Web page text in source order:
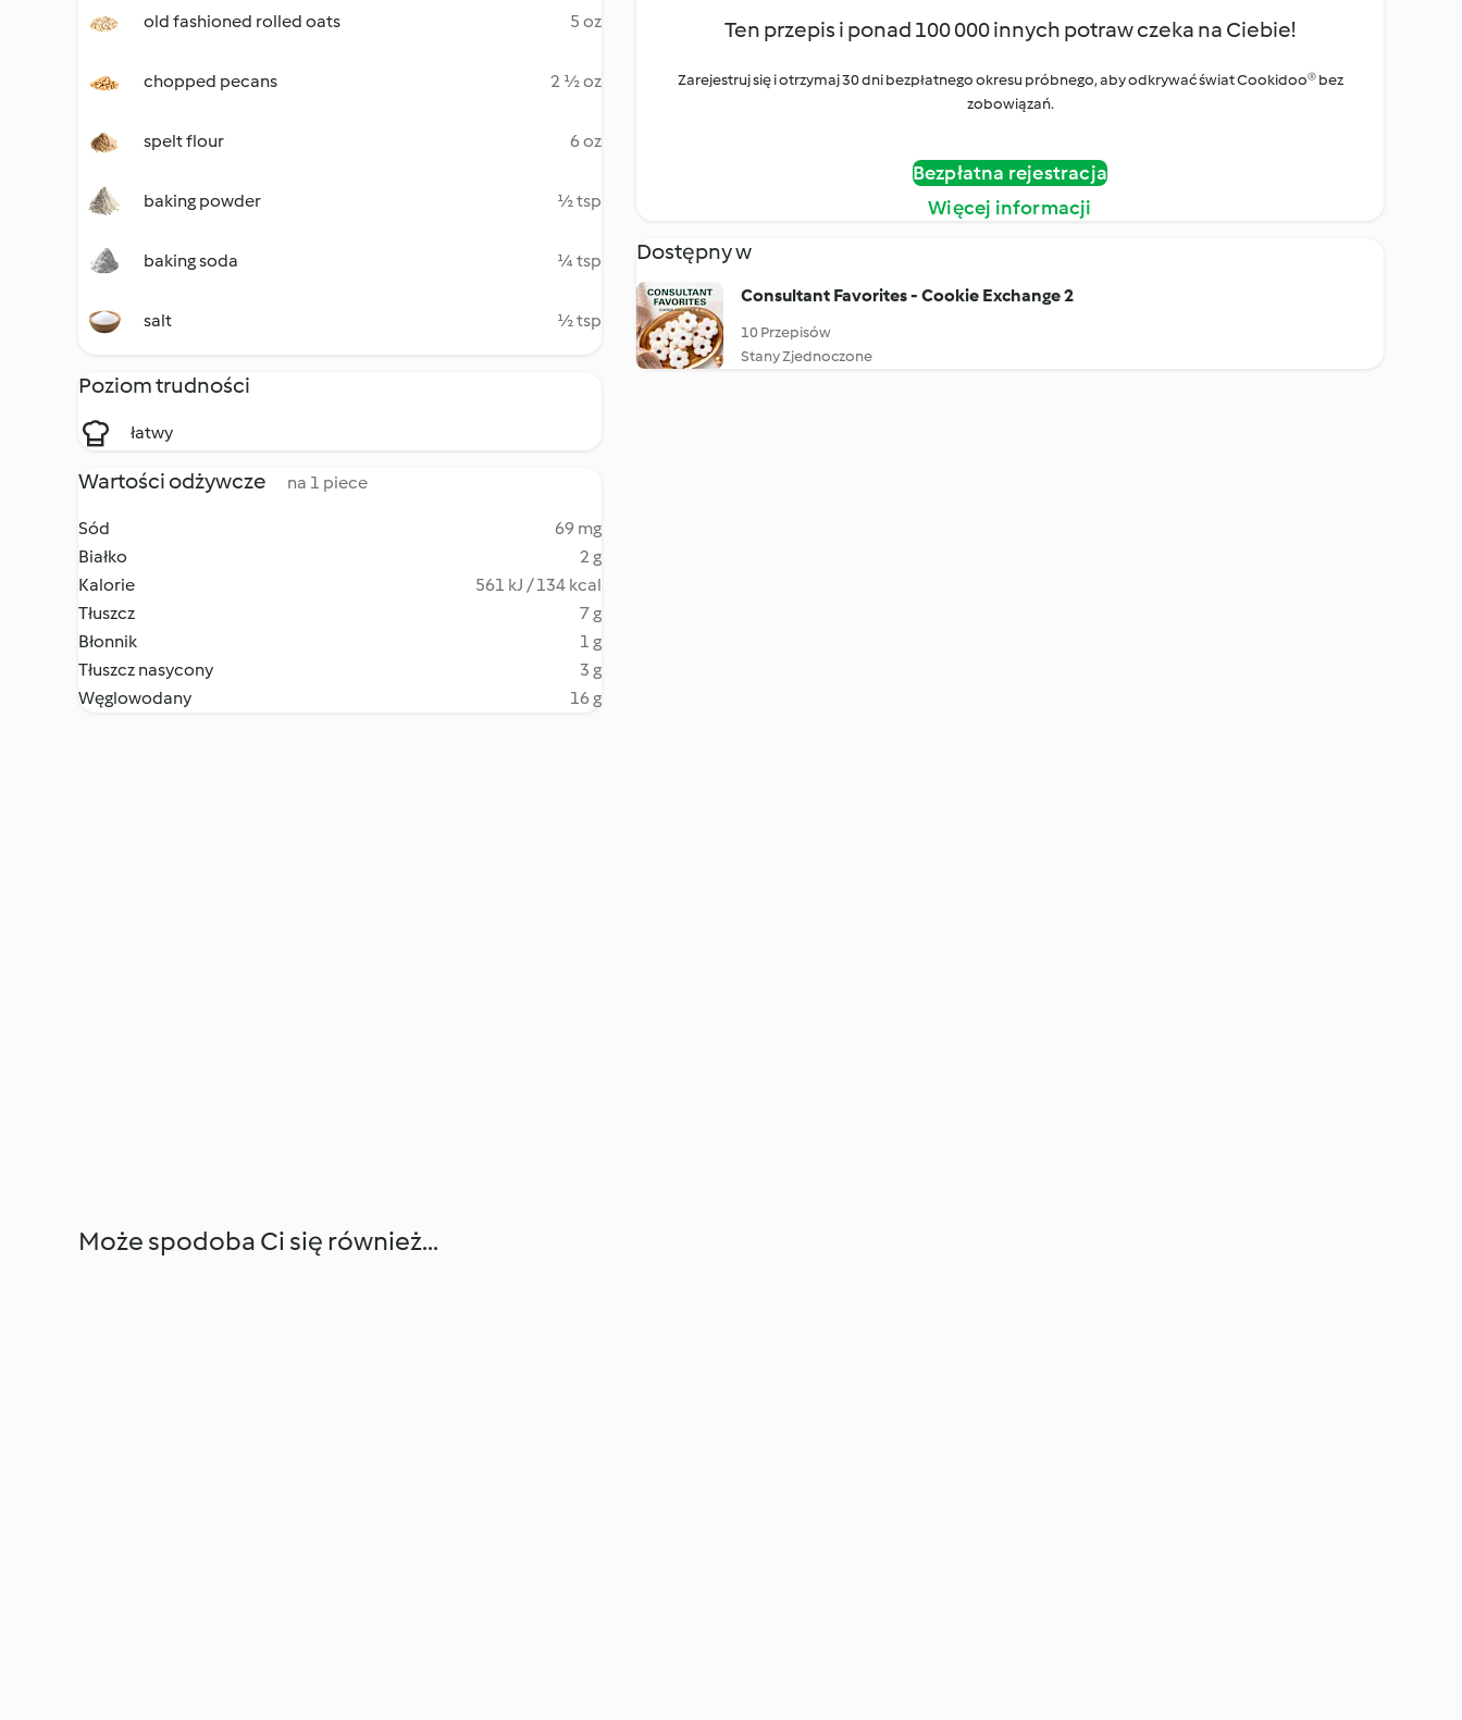
old fashioned rolled oats
5 oz
chopped pecans 2 ½ oz
spelt flour 6 oz
baking powder ½ tsp
baking soda ¼ tsp
salt ½ tsp
Poziom trudności
łatwy
Wartości odżywcze na 1 piece
Sód
69 mg
Białko
2 g
Kalorie
561 kJ / 134 kcal
Tłuszcz
7 g
Błonnik
1 g
Tłuszcz nasycony
3 g
Węglowodany
16 g
Ten przepis i ponad 100 000 innych potraw czeka na Ciebie!
Zarejestruj się i otrzymaj 30 dni bezpłatnego okresu próbnego, aby odkrywać świat Cookidoo® bez
zobowiązań.
Bezpłatna rejestracja
Więcej informacji
Dostępny w
Consultant Favorites - Cookie Exchange 2
10 Przepisów
Stany Zjednoczone
Może spodoba Ci się również...